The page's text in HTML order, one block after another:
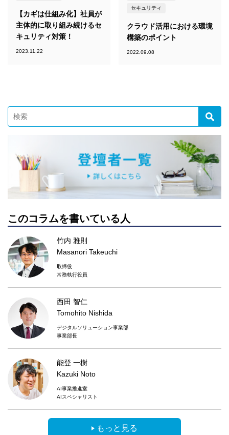
【カギは仕組み化】社員が
主体的に取り組み続けるセ
キュリティ対策！
2023.11.22
セキュリティ
クラウド活用における環境
構築のポイント
2022.09.08
このコラムを書いている人
竹内 雅則
Masanori Takeuchi
取締役
常務執行役員
西田 智仁
Tomohito Nishida
デジタルソリューション事業部
事業部長
能登 一樹
Kazuki Noto
AI事業推進室
AIスペシャリスト
もっと見る